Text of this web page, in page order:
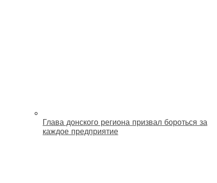
Глава донского региона призвал бороться за
каждое предприятие